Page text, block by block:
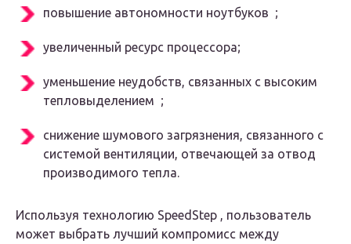
повышение автономности ноутбуков ;
увеличенный ресурс процессора;
уменьшение неудобств, связанных с высоким
тепловыделением ;
снижение шумового загрязнения, связанного с
системой вентиляции, отвечающей за отвод
производимого тепла.
Используя технологию SpeedStep , пользователь
может выбрать лучший компромисс между